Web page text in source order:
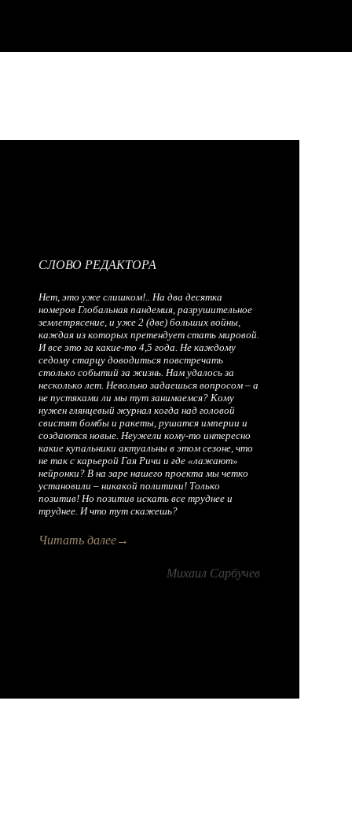
СЛОВО РЕДАКТОРА
Нет, это уже слишком!.. На два десятка
номеров Глобальная пандемия, разрушительное
землетрясение, и уже 2 (две) больших войны,
каждая из которых претендует стать мировой.
И все это за какие-то 4,5 года. Не каждому
седому старцу доводиться повстречать
столько событий за жизнь. Нам удалось за
несколько лет. Невольно задаешься вопросом – а
не пустяками ли мы тут занимаемся? Кому
нужен глянцевый журнал когда над головой
свистят бомбы и ракеты, рушатся империи и
создаются новые. Неужели кому-то интересно
какие купальники актуальны в этом сезоне, что
не так с карьерой Гая Ричи и где «лажают»
нейронки? В на заре нашего проекта мы четко
установили – никакой политики! Только
позитив! Но позитив искать все труднее и
труднее. И что тут скажешь?
Читать далее→
Михаил Сарбучев